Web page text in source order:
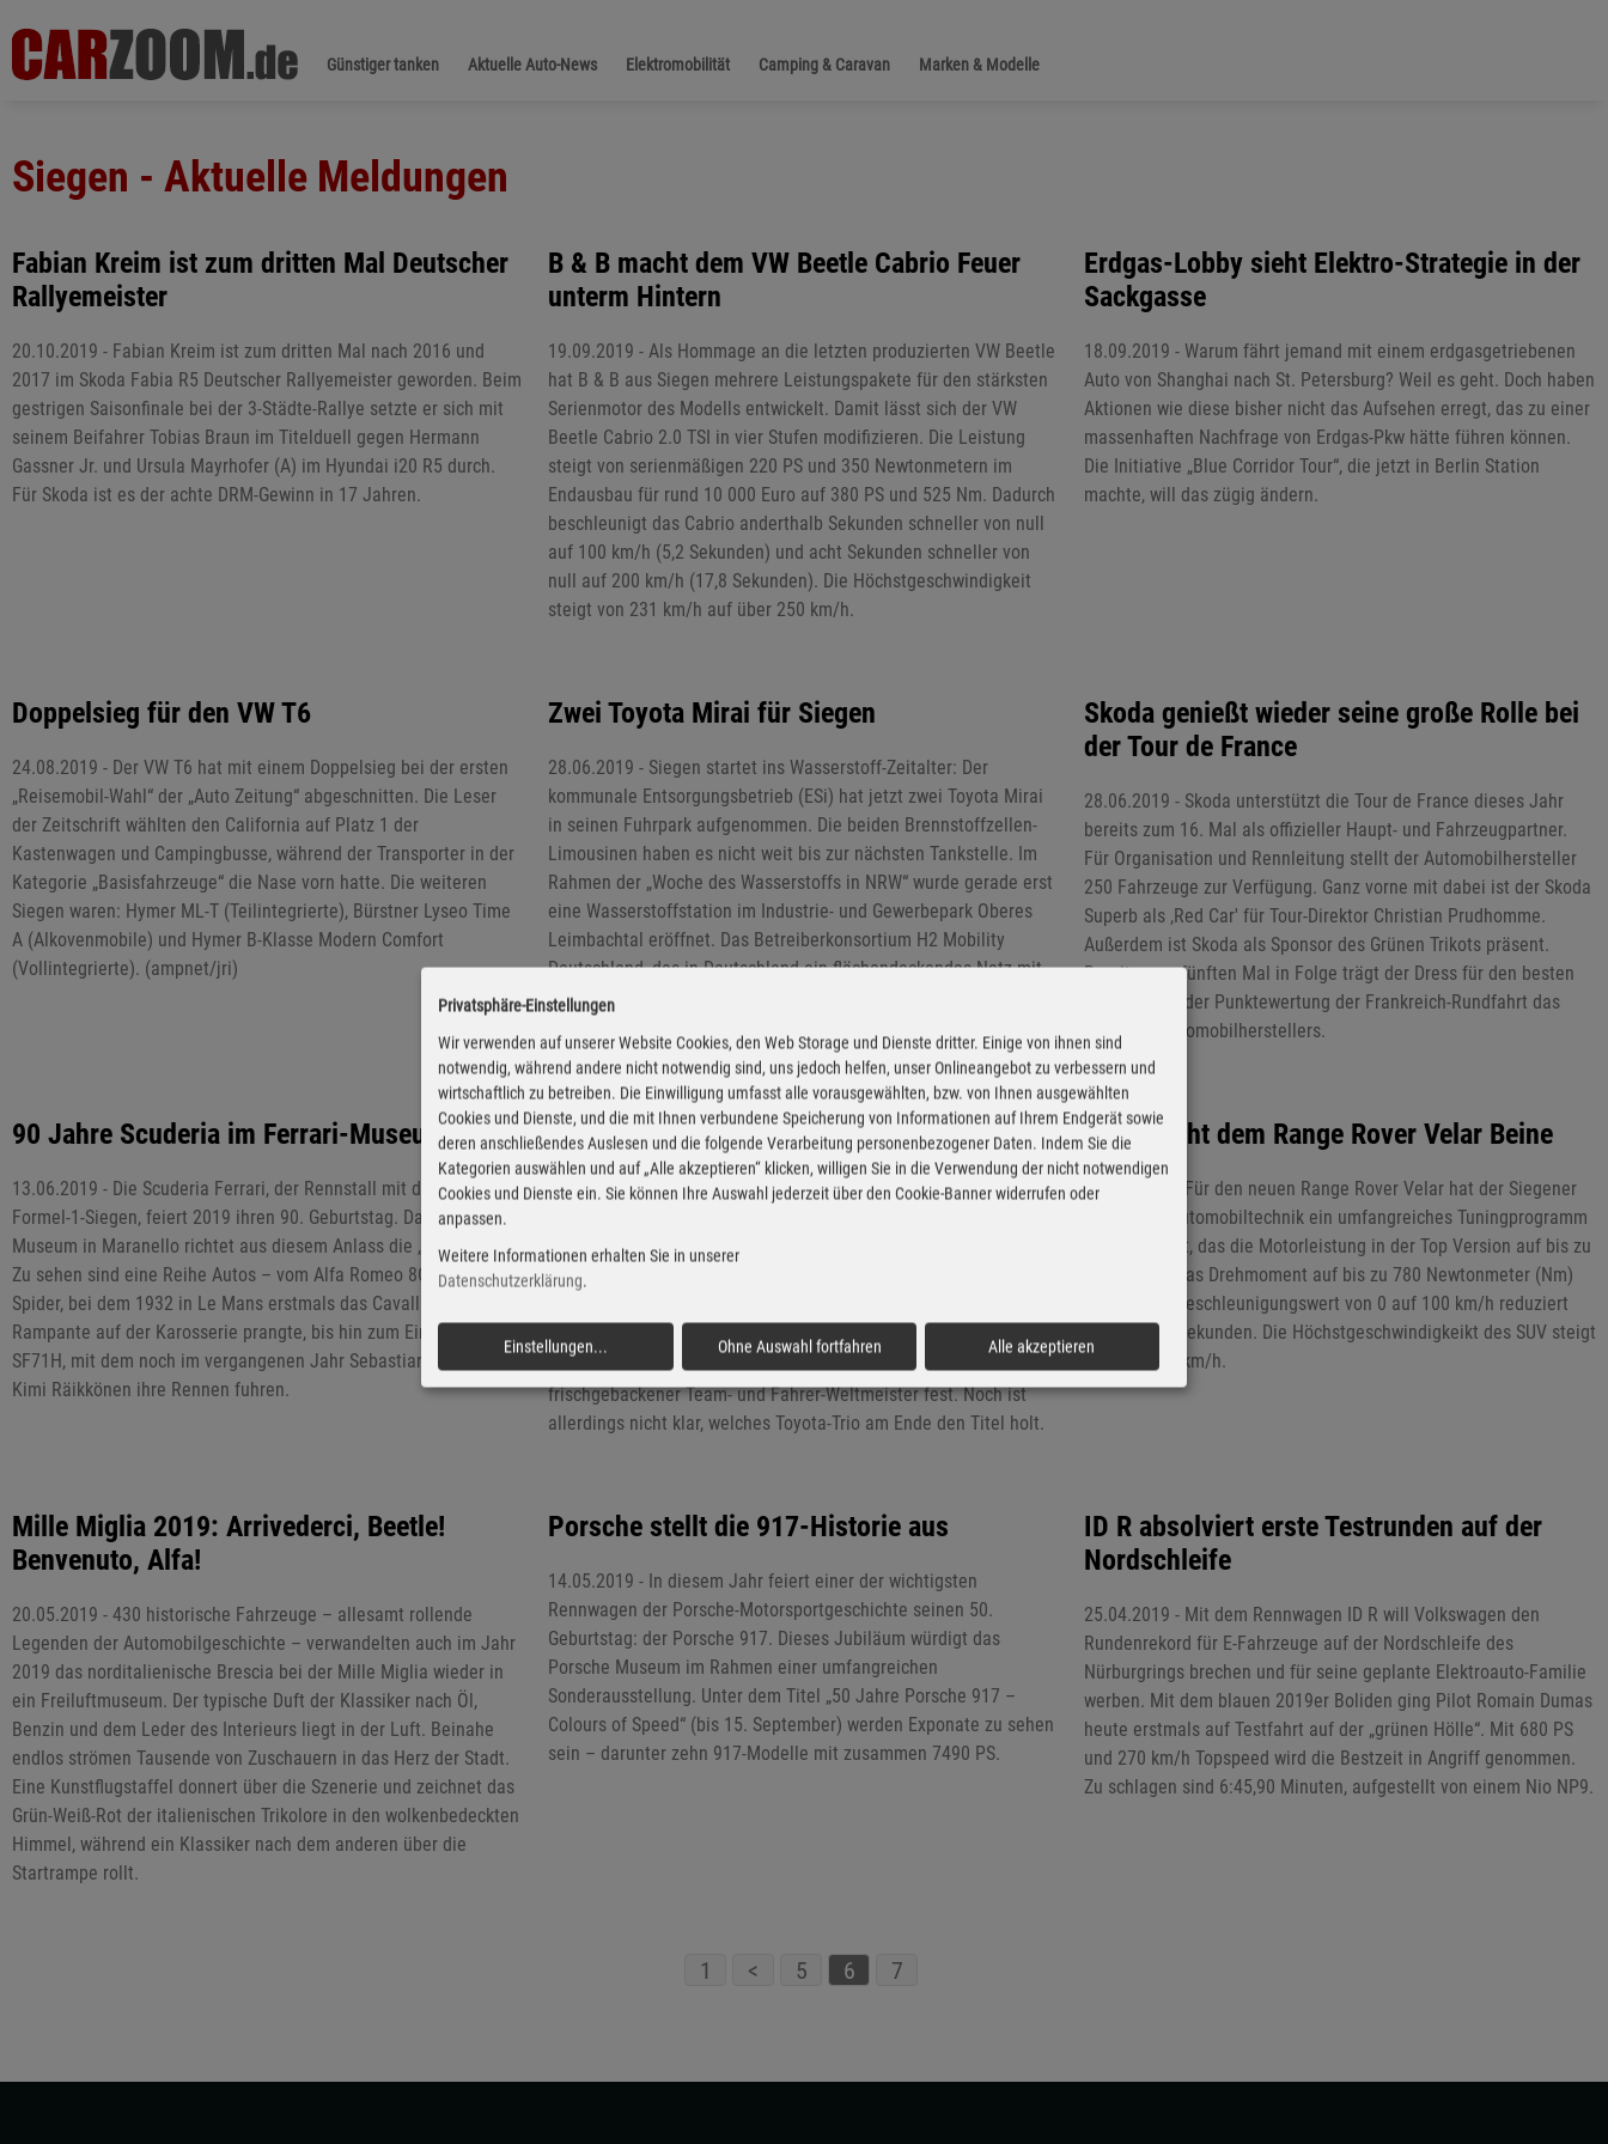
Günstiger tanken Aktuelle Auto-News Elektromobilität Camping & Caravan Marken & Modelle
Siegen - Aktuelle Meldungen
Fabian Kreim ist zum dritten Mal Deutscher
Rallyemeister
20.10.2019 - Fabian Kreim ist zum dritten Mal nach 2016 und
2017 im Skoda Fabia R5 Deutscher Rallyemeister geworden. Beim
gestrigen Saisonfinale bei der 3-Städte-Rallye setzte er sich mit
seinem Beifahrer Tobias Braun im Titelduell gegen Hermann
Gassner Jr. und Ursula Mayrhofer (A) im Hyundai i20 R5 durch.
Für Skoda ist es der achte DRM-Gewinn in 17 Jahren.
B & B macht dem VW Beetle Cabrio Feuer
unterm Hintern
19.09.2019 - Als Hommage an die letzten produzierten VW Beetle
hat B & B aus Siegen mehrere Leistungspakete für den stärksten
Serienmotor des Modells entwickelt. Damit lässt sich der VW
Beetle Cabrio 2.0 TSI in vier Stufen modifizieren. Die Leistung
steigt von serienmäßigen 220 PS und 350 Newtonmetern im
Endausbau für rund 10 000 Euro auf 380 PS und 525 Nm. Dadurch
beschleunigt das Cabrio anderthalb Sekunden schneller von null
auf 100 km/h (5,2 Sekunden) und acht Sekunden schneller von
null auf 200 km/h (17,8 Sekunden). Die Höchstgeschwindigkeit
steigt von 231 km/h auf über 250 km/h.
Erdgas-Lobby sieht Elektro-Strategie in der
Sackgasse
18.09.2019 - Warum fährt jemand mit einem erdgasgetriebenen
Auto von Shanghai nach St. Petersburg? Weil es geht. Doch haben
Aktionen wie diese bisher nicht das Aufsehen erregt, das zu einer
massenhaften Nachfrage von Erdgas-Pkw hätte führen können.
Die Initiative „Blue Corridor Tour“, die jetzt in Berlin Station
machte, will das zügig ändern.
Doppelsieg für den VW T6
24.08.2019 - Der VW T6 hat mit einem Doppelsieg bei der ersten
„Reisemobil-Wahl“ der „Auto Zeitung“ abgeschnitten. Die Leser
der Zeitschrift wählten den California auf Platz 1 der
Kastenwagen und Campingbusse, während der Transporter in der
Kategorie „Basisfahrzeuge“ die Nase vorn hatte. Die weiteren
Siegen waren: Hymer ML-T (Teilintegrierte), Bürstner Lyseo Time
A (Alkovenmobile) und Hymer B-Klasse Modern Comfort
(Vollintegrierte). (ampnet/jri)
Zwei Toyota Mirai für Siegen
28.06.2019 - Siegen startet ins Wasserstoff-Zeitalter: Der
kommunale Entsorgungsbetrieb (ESi) hat jetzt zwei Toyota Mirai
in seinen Fuhrpark aufgenommen. Die beiden Brennstoffzellen-
Limousinen haben es nicht weit bis zur nächsten Tankstelle. Im
Rahmen der „Woche des Wasserstoffs in NRW“ wurde gerade erst
eine Wasserstoffstation im Industrie- und Gewerbepark Oberes
Leimbachtal eröffnet. Das Betreiberkonsortium H2 Mobility
Deutschland, das in Deutschland ein flächendeckendes Netz mit
Wasserstofftankstellen aufbauen will, hatte Siegen als erster
Skoda genießt wieder seine große Rolle bei
der Tour de France
28.06.2019 - Skoda unterstützt die Tour de France dieses Jahr
bereits zum 16. Mal als offizieller Haupt- und Fahrzeugpartner.
Für Organisation und Rennleitung stellt der Automobilhersteller
250 Fahrzeuge zur Verfügung. Ganz vorne mit dabei ist der Skoda
Superb als ,Red Car' für Tour-Direktor Christian Prudhomme.
Außerdem ist Skoda als Sponsor des Grünen Trikots präsent.
Bereits zum fünften Mal in Folge trägt der Dress für den besten
Radfahrer in der Punktewertung der Frankreich-Rundfahrt das
Logo des Automobilherstellers.
90 Jahre Scuderia im Ferrari-Museum
13.06.2019 - Die Scuderia Ferrari, der Rennstall mit den meisten
Formel-1-Siegen, feiert 2019 ihren 90. Geburtstag. Das Ferrari-
Museum in Maranello richtet aus diesem Anlass die „90 anni“ aus.
Zu sehen sind eine Reihe Autos – vom Alfa Romeo 8C 2300
Spider, bei dem 1932 in Le Mans erstmals das Cavallino
Rampante auf der Karosserie prangte, bis hin zum Einsitzer
SF71H, mit dem noch im vergangenen Jahr Sebastian Vettel und
Kimi Räikkönen ihre Rennen fuhren.
Toyota ist WEC-Weltmeister – aber der
Sieger steht erst in Le Mans fest
Weltmeisterschaft (WEC) in Le Mans (15.–16.6.2019) das Ziel klar
vor Augen: Nach sechs von sieben möglichen Siegen in der
Langstreckenklassiker wiederholt werden. Das Team reist nicht
nur als Titelverteidiger an, sondern steht bereits auch als
frischgebackener Team- und Fahrer-Weltmeister fest. Noch ist
allerdings nicht klar, welches Toyota-Trio am Ende den Titel holt.
B&B macht dem Range Rover Velar Beine
05.06.2019 - Für den neuen Range Rover Velar hat der Siegener
Tuner B&B Automobiltechnik ein umfangreiches Tuningprogramm
fertig gestellt, das die Motorleistung in der Top Version auf bis zu
625 PS und das Drehmoment auf bis zu 780 Newtonmeter (Nm)
erhöht. Der Beschleunigungswert von 0 auf 100 km/h reduziert
sich auf 3,9 Sekunden. Die Höchstgeschwindigkeikt des SUV steigt
auf über 285km/h.
Mille Miglia 2019: Arrivederci, Beetle!
Benvenuto, Alfa!
20.05.2019 - 430 historische Fahrzeuge – allesamt rollende
Legenden der Automobilgeschichte – verwandelten auch im Jahr
2019 das norditalienische Brescia bei der Mille Miglia wieder in
ein Freiluftmuseum. Der typische Duft der Klassiker nach Öl,
Benzin und dem Leder des Interieurs liegt in der Luft. Beinahe
endlos strömen Tausende von Zuschauern in das Herz der Stadt.
Eine Kunstflugstaffel donnert über die Szenerie und zeichnet das
Grün-Weiß-Rot der italienischen Trikolore in den wolkenbedeckten
Himmel, während ein Klassiker nach dem anderen über die
Startrampe rollt.
Porsche stellt die 917-Historie aus
14.05.2019 - In diesem Jahr feiert einer der wichtigsten
Rennwagen der Porsche-Motorsportgeschichte seinen 50.
Geburtstag: der Porsche 917. Dieses Jubiläum würdigt das
Porsche Museum im Rahmen einer umfangreichen
Sonderausstellung. Unter dem Titel „50 Jahre Porsche 917 –
Colours of Speed“ (bis 15. September) werden Exponate zu sehen
sein – darunter zehn 917-Modelle mit zusammen 7490 PS.
ID R absolviert erste Testrunden auf der
Nordschleife
25.04.2019 - Mit dem Rennwagen ID R will Volkswagen den
Rundenrekord für E-Fahrzeuge auf der Nordschleife des
Nürburgrings brechen und für seine geplante Elektroauto-Familie
werben. Mit dem blauen 2019er Boliden ging Pilot Romain Dumas
heute erstmals auf Testfahrt auf der „grünen Hölle“. Mit 680 PS
und 270 km/h Topspeed wird die Bestzeit in Angriff genommen.
Zu schlagen sind 6:45,90 Minuten, aufgestellt von einem Nio NP9.
1 < 5 6 7
Privatsphäre-Einstellungen
Wir verwenden auf unserer Website Cookies, den Web Storage und Dienste dritter. Einige von ihnen sind
notwendig, während andere nicht notwendig sind, uns jedoch helfen, unser Onlineangebot zu verbessern und
wirtschaftlich zu betreiben. Die Einwilligung umfasst alle vorausgewählten, bzw. von Ihnen ausgewählten
Cookies und Dienste, und die mit Ihnen verbundene Speicherung von Informationen auf Ihrem Endgerät sowie
deren anschließendes Auslesen und die folgende Verarbeitung personenbezogener Daten. Indem Sie die
Kategorien auswählen und auf „Alle akzeptieren“ klicken, willigen Sie in die Verwendung der nicht notwendigen
Cookies und Dienste ein. Sie können Ihre Auswahl jederzeit über den Cookie-Banner widerrufen oder
anpassen.
Weitere Informationen erhalten Sie in unserer
Datenschutzerklärung.
Einstellungen... Ohne Auswahl fortfahren Alle akzeptieren